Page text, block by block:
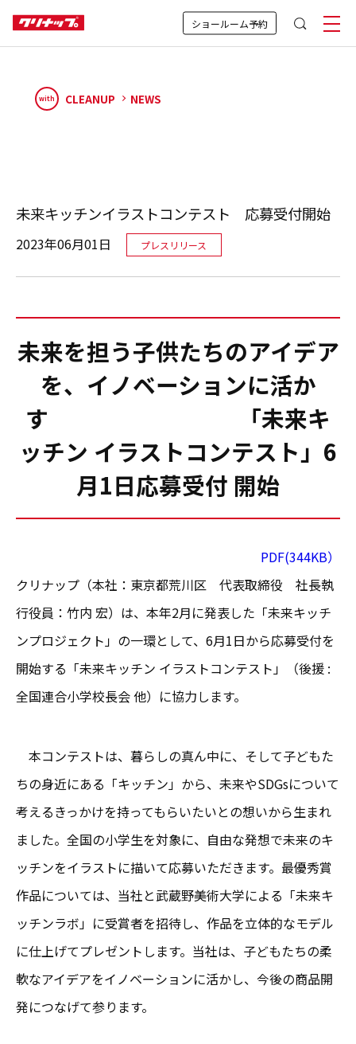
ショールーム予約
with CLEANUP NEWS
未来キッチンイラストコンテスト 応募受付開始
2023年06月01日 プレスリリース
未来を担う子供たちのアイデア
を、イノベーションに活か
す 「未来キ
ッチン イラストコンテスト」6
月1日応募受付 開始
PDF(344KB）
クリナップ（本社：東京都荒川区 代表取締役 社長執
行役員：竹内 宏）は、本年2月に発表した「未来キッチ
ンプロジェクト」の一環として、6月1日から応募受付を
開始する「未来キッチン イラストコンテスト」（後援 :
全国連合小学校長会 他）に協力します。
本コンテストは、暮らしの真ん中に、そして子どもた
ちの身近にある「キッチン」から、未来やSDGsについて
考えるきっかけを持ってもらいたいとの想いから生まれ
ました。全国の小学生を対象に、自由な発想で未来のキ
ッチンをイラストに描いて応募いただきます。最優秀賞
作品については、当社と武蔵野美術大学による「未来キ
ッチンラボ」に受賞者を招待し、作品を立体的なモデル
に仕上げてプレゼントします。当社は、子どもたちの柔
軟なアイデアをイノベーションに活かし、今後の商品開
発につなげて参ります。